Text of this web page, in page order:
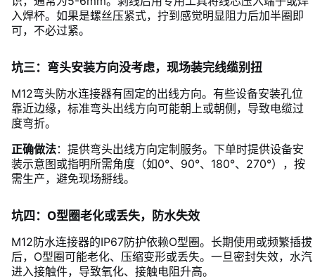
入焊杯。如果是螺丝压紧式，拧到感觉明显阻力后加半圈即
可，不必过紧。
坑三：弯头安装方向没考虑，现场装完线缆别扭
M12弯头防水连接器有固定的出线方向。有些设备安装孔位
靠近边缘，标准弯头出线方向可能朝上或朝侧，导致电缆过
度弯折。
正确做法：提供弯头出线方向定制服务。下单时提供设备安
装示意图或指明所需角度（如0°、90°、180°、270°），按
需生产，避免现场掰线。
坑四：O型圈老化或丢失，防水失效
M12防水连接器的IP67防护依赖O型圈。长期使用或频繁插拔
后，O型圈可能老化、压缩变形或丢失。一旦密封失效，水汽
进入接触件，导致氧化、接触电阻升高。